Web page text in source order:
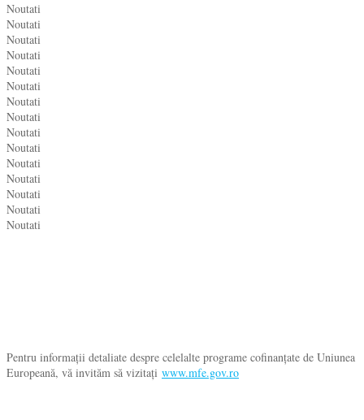
Noutati
Noutati
Noutati
Noutati
Noutati
Noutati
Noutati
Noutati
Noutati
Noutati
Noutati
Noutati
Noutati
Noutati
Noutati
Pentru informații detaliate despre celelalte programe cofinanțate de Uniunea
Europeană, vă invităm să vizitați www.mfe.gov.ro